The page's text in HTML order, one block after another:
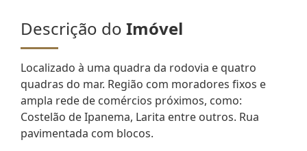
Descrição do Imóvel
Localizado à uma quadra da rodovia e quatro
quadras do mar. Região com moradores fixos e
ampla rede de comércios próximos, como:
Costelão de Ipanema, Larita entre outros. Rua
pavimentada com blocos.